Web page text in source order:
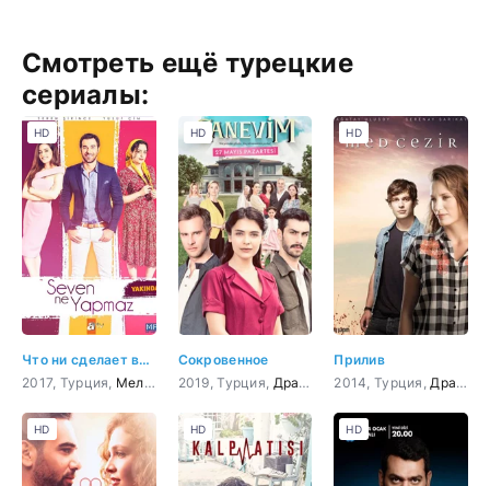
Смотреть ещё турецкие
сериалы:
Что ни сделает влюбленный
2017, Турция, Мелодрама ,Комедия
HD
Сокровенное
2019, Турция, Драма
HD
Прилив
2014, Турция, Драма
HD
HD HD HD